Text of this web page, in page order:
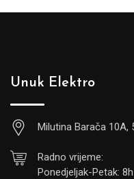
Unuk Elektro
Milutina Barača 10A,
Radno vrijeme:
Ponedjeljak-Petak: